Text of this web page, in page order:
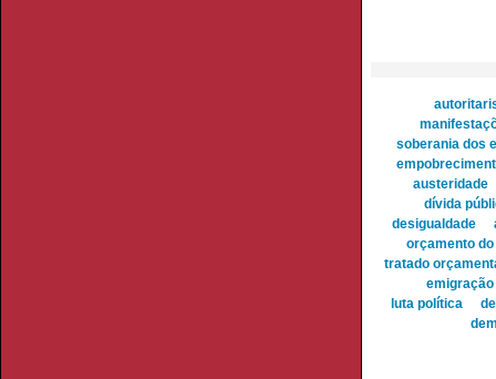
soberania dos
austeridade
dívida
desigualdade
orçamento
tratado
emigração
luta política